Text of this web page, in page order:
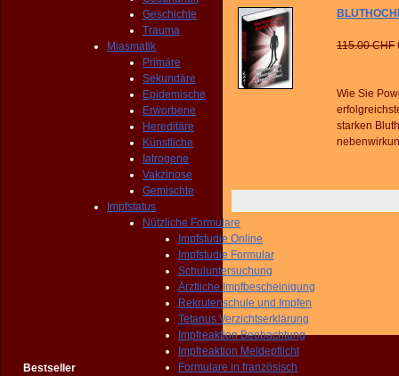
Geschichte
Trauma
Miasmatik
Primäre
Sekundäre
Epidemische
Erworbene
Hereditäre
Künstliche
Iatrogene
Vakzinose
Gemischte
Impfstatus
Nützliche Formulare
Impfstudie Online
Impfstudie Formular
Schuluntersuchung
Ärztliche Impfbescheinigung
Rekrutenschule und Impfen
Tetanus Verzichtserklärung
Impfreaktion Beobachtung
Impfreaktion Meldepflicht
Formulare in französisch
115.00 CHF
Wie Sie
starken
Bestseller